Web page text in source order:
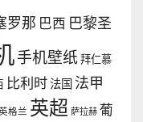
罗那 巴西 巴黎圣
手机壁纸拜仁慕
比利时法国 法甲
格兰 英超 萨拉赫 葡